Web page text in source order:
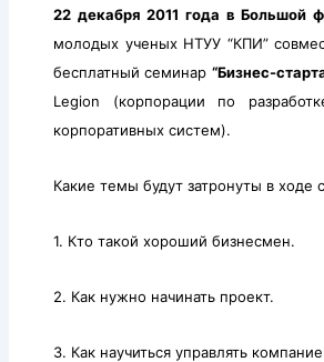
22 декабря 2011 года в Большой
молодых ученых НТУУ “КПИ”
бесплатный семинар “Бизнес-
Legion (корпорации по
корпоративных систем).
Какие темы будут затронуты в ходе
1. Кто такой хороший бизнесмен.
2. Как нужно начинать проект.
3. Как научиться управлять